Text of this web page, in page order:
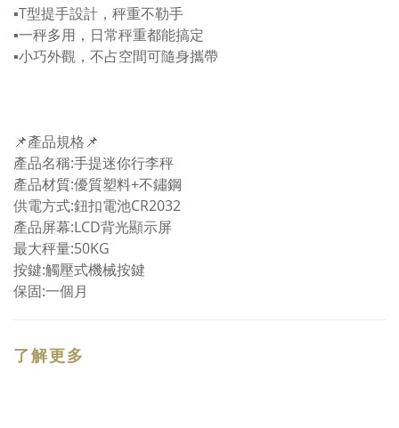
▪️T型提手設計，秤重不勒手
▪️一秤多用，日常秤重都能搞定
▪️小巧外觀，不占空間可隨身攜帶
📌產品規格📌
產品名稱:手提迷你行李秤
產品材質:優質塑料+不鏽鋼
供電方式:鈕扣電池CR2032
產品屏幕:LCD背光顯示屏
最大秤量:50KG
按鍵:觸壓式機械按鍵
保固:一個月
了解更多